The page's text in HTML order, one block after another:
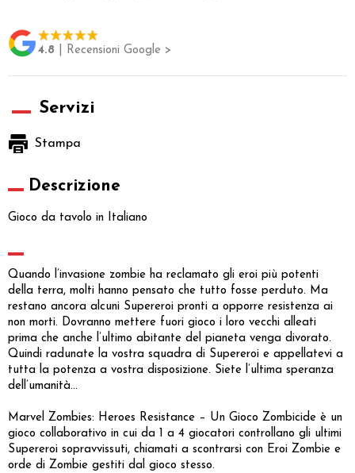
4.8 | Recensioni Google >
Servizi
Stampa
Descrizione
Gioco da tavolo in Italiano
Quando l’invasione zombie ha reclamato gli eroi più potenti
della terra, molti hanno pensato che tutto fosse perduto. Ma
restano ancora alcuni Supereroi pronti a opporre resistenza ai
non morti. Dovranno mettere fuori gioco i loro vecchi alleati
prima che anche l’ultimo abitante del pianeta venga divorato.
Quindi radunate la vostra squadra di Supereroi e appellatevi a
tutta la potenza a vostra disposizione. Siete l’ultima speranza
dell’umanità...
Marvel Zombies: Heroes Resistance – Un Gioco Zombicide è un
gioco collaborativo in cui da 1 a 4 giocatori controllano gli ultimi
Supereroi sopravvissuti, chiamati a scontrarsi con Eroi Zombie e
orde di Zombie gestiti dal gioco stesso.